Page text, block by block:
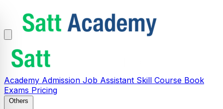
Academy Admission Job Assistant Skill Course Book
Exams Pricing
Others